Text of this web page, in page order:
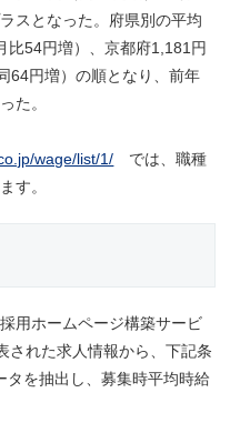
スとなった。府県別の平均
比54円増）、京都府1,181円
64円増）の順となり、前年
た。
wage/list/1/ では、職種
す。
用ホームページ構築サービ
された求人情報から、下記条
タを抽出し、募集時平均時給